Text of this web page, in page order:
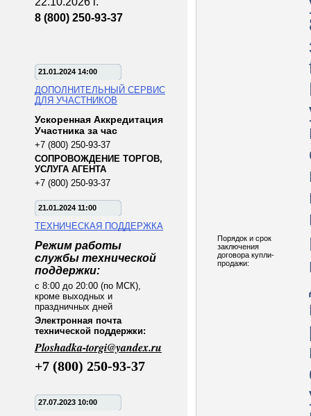
8 (800) 250-93-37
21.01.2024 14:00
ДОПОЛНИТЕЛЬНЫЙ СЕРВИС
ДЛЯ УЧАСТНИКОВ
Ускоренная Аккредитация
Участника за час
+7 (800) 250-93-37
СОПРОВОЖДЕНИЕ ТОРГОВ,
УСЛУГА АГЕНТА
+7 (800) 250-93-37
21.01.2024 11:00
ТЕХНИЧЕСКАЯ ПОДДЕРЖКА
Режим работы
службы технической
поддержки:
с 8:00 до 20:00 (по МСК),
кроме выходных и
праздничных дней
Электронная почта
технической поддержки:
Ploshadka-torgi@yandex.ru
+7 (800) 250-93-37
27.07.2023 10:00
Порядок и срок
заключения
договора купли-
продажи: